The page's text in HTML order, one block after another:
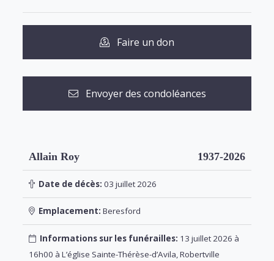
Faire un don
Envoyer des condoléances
Allain Roy 1937-2026
Date de décès: 03 juillet 2026
Emplacement: Beresford
Informations sur les funérailles: 13 juillet 2026 à
16h00 à L’église Sainte-Thérèse-d’Avila, Robertville